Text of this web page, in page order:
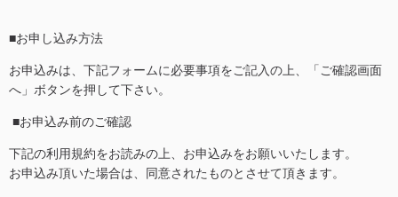
■お申し込み方法
お申込みは、下記フォームに必要事項をご記入の上、「ご確認画面
へ」ボタンを押して下さい。
■お申込み前のご確認
下記の利用規約をお読みの上、お申込みをお願いいたします。
お申込み頂いた場合は、同意されたものとさせて頂きます。